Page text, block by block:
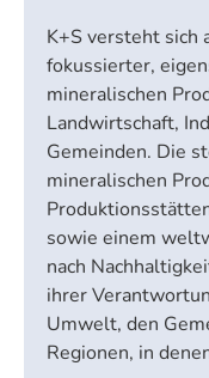
K+S versteht sich
fokussierter,
mineralischen
Landwirtschaft,
Gemeinden. Die
mineralischen
sowie einem
nach
ihrer
Umwelt, den
Regionen, in